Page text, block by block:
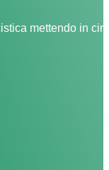
mettendo in